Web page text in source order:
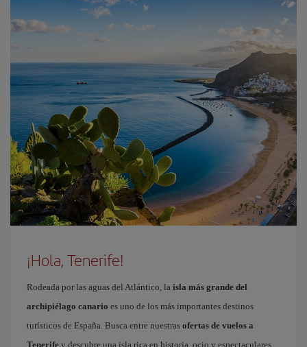
¡Hola, Tenerife!
Rodeada por las aguas del Atlántico, la isla más grande del
archipiélago canario es uno de los más importantes destinos
turísticos de España. Busca entre nuestras ofertas de vuelos a
Tenerife y descubre una isla rica en historia, ocio y espectaculares